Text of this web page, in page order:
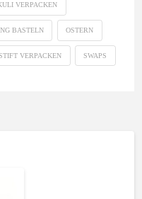
VERPACKEN
BASTELN OSTERN
VERPACKEN SWAPS